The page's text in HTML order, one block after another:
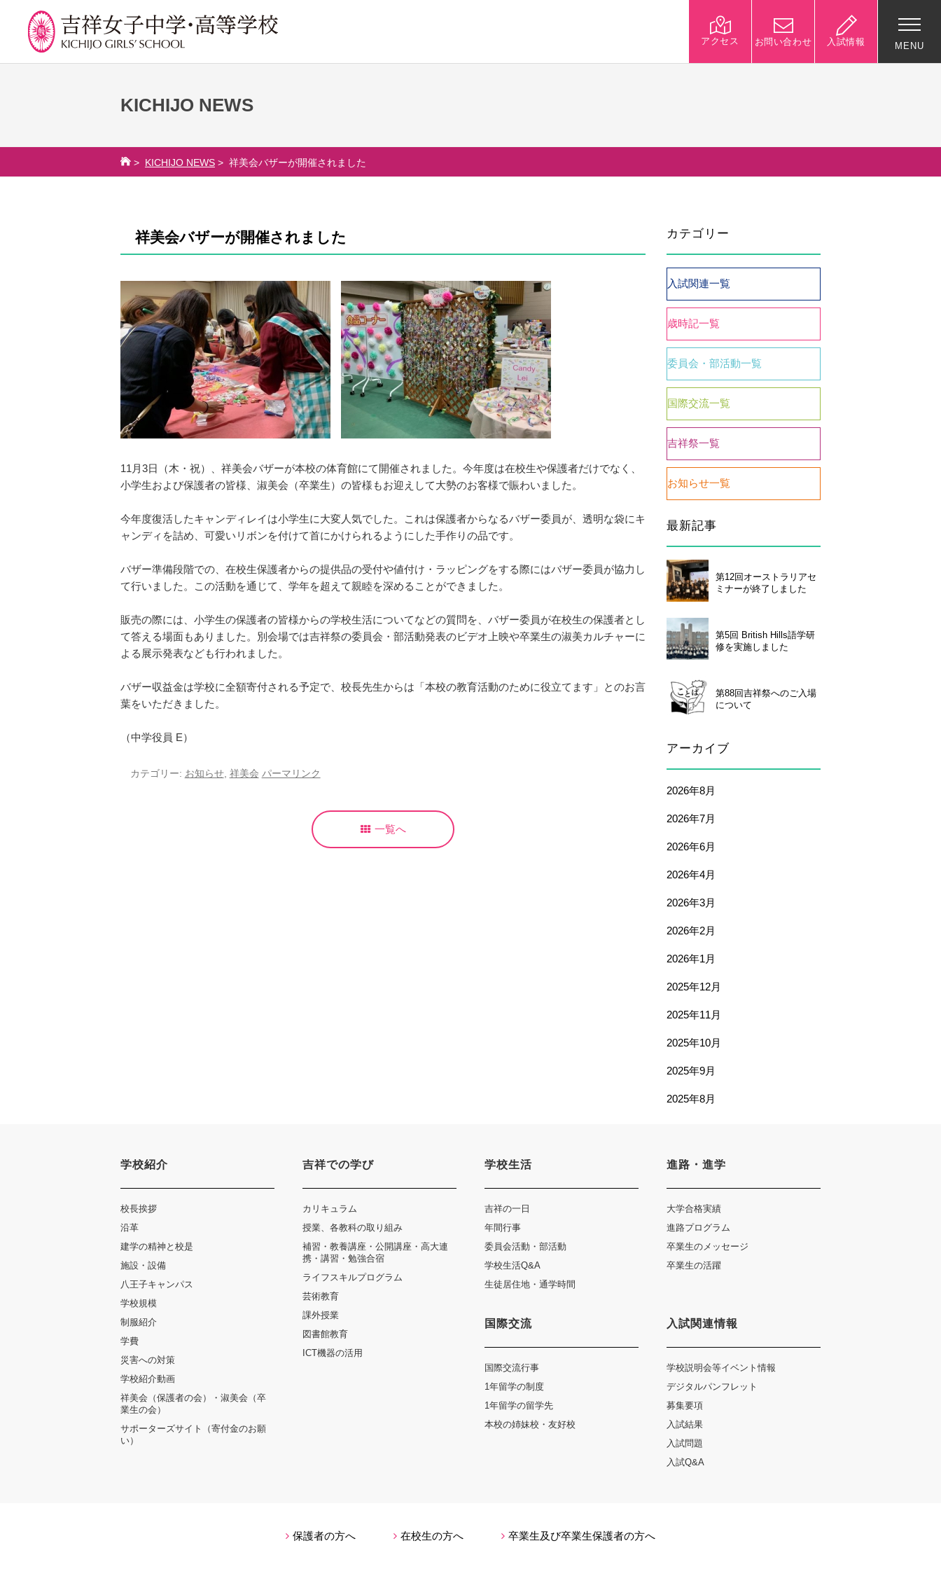
アクセス お問い合わせ 入試情報 MENU
学校紹介
沿革
八王子キャンパス
災害への対策
祥美会（保護者の会）・
淑美会（卒業生の会）
サポーターズサイト（寄
付金のお願い）
吉祥での学び
授業、各教科の取り組み
ライフスキルプログラム
課外授業
図書館教育
ICT機器の活用
年間行事
生徒居住地・通学時間
進路プログラム
1年留学の制度
入試問題
保護者の方へ 在校生の方へ 卒業生及び卒業生保護者の方へ KICHIJO NEWS アクセス お問い合わせ 個人情報保護について
KICHIJO NEWS
> KICHIJO NEWS > 祥美会バザーが開催されました
祥美会バザーが開催されました
11月3日（木・祝）、祥美会バザーが本校の体育館にて開催されました。今年度は在校生や保護者だけでなく、
小学生および保護者の皆様、淑美会（卒業生）の皆様もお迎えして大勢のお客様で賑わいました。
今年度復活したキャンディレイは小学生に大変人気でした。これは保護者からなるバザー委員が、透明な袋にキ
ャンディを詰め、可愛いリボンを付けて首にかけられるようにした手作りの品です。
バザー準備段階での、在校生保護者からの提供品の受付や値付け・ラッピングをする際にはバザー委員が協力し
て行いました。この活動を通じて、学年を超えて親睦を深めることができました。
販売の際には、小学生の保護者の皆様からの学校生活についてなどの質問を、バザー委員が在校生の保護者とし
て答える場面もありました。別会場では吉祥祭の委員会・部活動発表のビデオ上映や卒業生の淑美カルチャーに
よる展示発表なども行われました。
バザー収益金は学校に全額寄付される予定で、校長先生からは「本校の教育活動のために役立てます」とのお言
葉をいただきました。
（中学役員 E）
カテゴリー: お知らせ, 祥美会 パーマリンク
一覧へ
カテゴリー
入試関連一覧
歳時記一覧
委員会・部活動一覧
国際交流一覧
吉祥祭一覧
お知らせ一覧
最新記事
第12回オーストラリアセ
ミナーが終了しました
第5回 British Hills語学研
修を実施しました
第88回吉祥祭へのご入場
について
アーカイブ
2026年8月
2026年7月
2026年6月
2026年4月
2026年3月
2026年2月
2026年1月
2025年12月
2025年11月
2025年10月
2025年9月
2025年8月
学校紹介
校長挨拶
沿革
建学の精神と校是
施設・設備
八王子キャンパス
学校規模
制服紹介
学費
災害への対策
学校紹介動画
祥美会（保護者の会）・淑美会（卒
業生の会）
サポーターズサイト（寄付金のお願
い）
吉祥での学び
カリキュラム
授業、各教科の取り組み
補習・教養講座・公開講座・高大連
携・講習・勉強合宿
ライフスキルプログラム
芸術教育
課外授業
図書館教育
ICT機器の活用
学校生活
吉祥の一日
年間行事
委員会活動・部活動
学校生活Q&A
生徒居住地・通学時間
進路・進学
大学合格実績
進路プログラム
卒業生のメッセージ
卒業生の活躍
国際交流
国際交流行事
1年留学の制度
1年留学の留学先
本校の姉妹校・友好校
入試関連情報
学校説明会等イベント情報
デジタルパンフレット
募集要項
入試結果
入試問題
入試Q&A
保護者の方へ 在校生の方へ 卒業生及び卒業生保護者の方へ